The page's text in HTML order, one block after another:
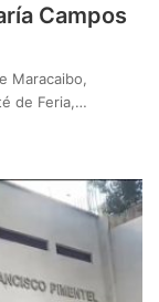
Campos
Maracaibo,
de Feria,…